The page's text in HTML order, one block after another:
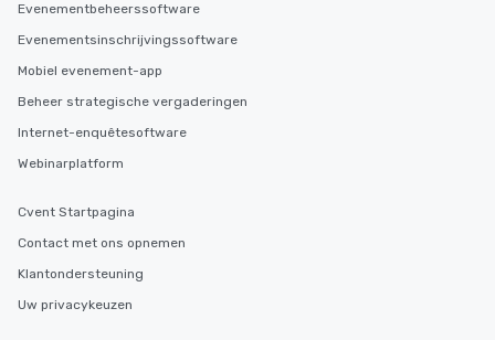
Evenementbeheerssoftware
Evenementsinschrijvingssoftware
Mobiel evenement-app
Beheer strategische vergaderingen
Internet-enquêtesoftware
Webinarplatform
Cvent Startpagina
Contact met ons opnemen
Klantondersteuning
Uw privacykeuzen